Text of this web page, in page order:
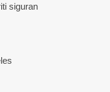
siguran